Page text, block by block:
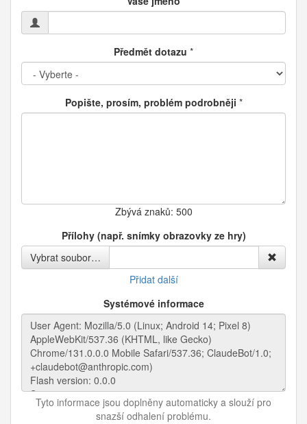
Předmět dotazu *
Popište, prosím, problém podrobněji *
Zbývá znaků: 500
Přílohy (např. snímky obrazovky ze hry)
Vybrat soubor…
Přidat další
Systémové informace
Tyto informace jsou doplněny automaticky a slouží pro
snazší odhalení problému.